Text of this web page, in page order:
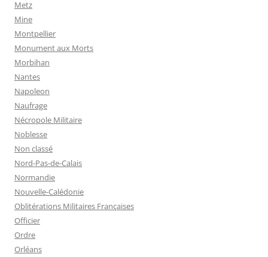
Metz
Mine
Montpellier
Monument aux Morts
Morbihan
Nantes
Napoleon
Naufrage
Nécropole Militaire
Noblesse
Non classé
Nord-Pas-de-Calais
Normandie
Nouvelle-Calédonie
Oblitérations Militaires Françaises
Officier
Ordre
Orléans